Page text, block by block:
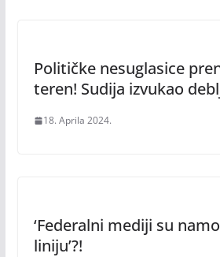
Političke nesuglasice
teren! Sudija izvukao
18. Aprila 2024.
‘Federalni mediji su
liniju’?!